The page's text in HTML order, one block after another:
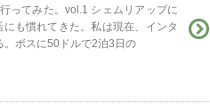
ってみた。vol.1 シェムリアップに
も慣れてきた。私は現在、インタ
。ボスに50ドルで2泊3日の